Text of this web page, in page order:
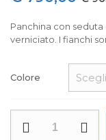
Panchina con
verniciato. I fianchi
Colore